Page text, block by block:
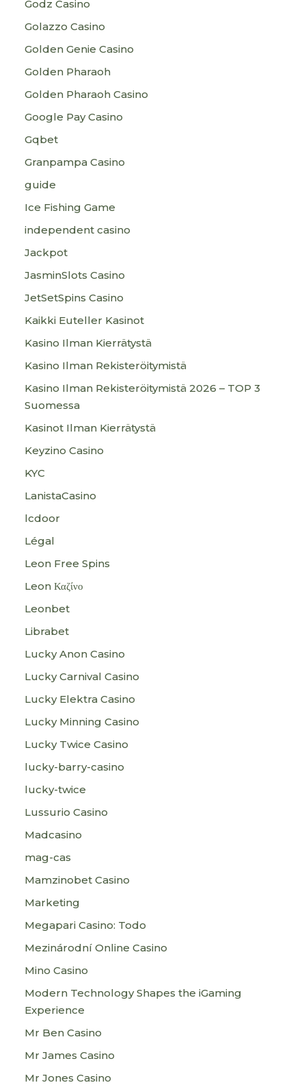
Godz Casino
Golazzo Casino
Golden Genie Casino
Golden Pharaoh
Golden Pharaoh Casino
Google Pay Casino
Gqbet
Granpampa Casino
guide
Ice Fishing Game
independent casino
Jackpot
JasminSlots Casino
JetSetSpins Casino
Kaikki Euteller Kasinot
Kasino Ilman Kierrätystä
Kasino Ilman Rekisteröitymistä
Kasino Ilman Rekisteröitymistä 2026 – TOP 3
Suomessa
Kasinot Ilman Kierrätystä
Keyzino Casino
KYC
LanistaCasino
lcdoor
Légal
Leon Free Spins
Leon Καζίνο
Leonbet
Librabet
Lucky Anon Casino
Lucky Carnival Casino
Lucky Elektra Casino
Lucky Minning Casino
Lucky Twice Casino
lucky-barry-casino
lucky-twice
Lussurio Casino
Madcasino
mag-cas
Mamzinobet Casino
Marketing
Megapari Casino: Todo
Mezinárodní Online Casino
Mino Casino
Modern Technology Shapes the iGaming
Experience
Mr Ben Casino
Mr James Casino
Mr Jones Casino